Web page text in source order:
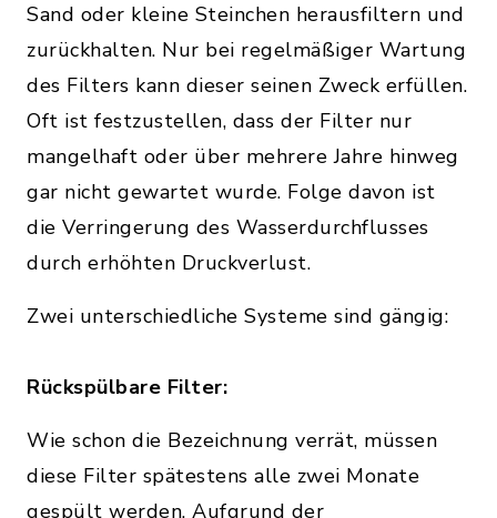
Sand oder kleine Steinchen herausfiltern und
zurückhalten. Nur bei regelmäßiger Wartung
des Filters kann dieser seinen Zweck erfüllen.
Oft ist festzustellen, dass der Filter nur
mangelhaft oder über mehrere Jahre hinweg
gar nicht gewartet wurde. Folge davon ist
die Verringerung des Wasserdurchflusses
durch erhöhten Druckverlust.
Zwei unterschiedliche Systeme sind gängig:
Rückspülbare Filter:
Wie schon die Bezeichnung verrät, müssen
diese Filter spätestens alle zwei Monate
gespült werden. Aufgrund der